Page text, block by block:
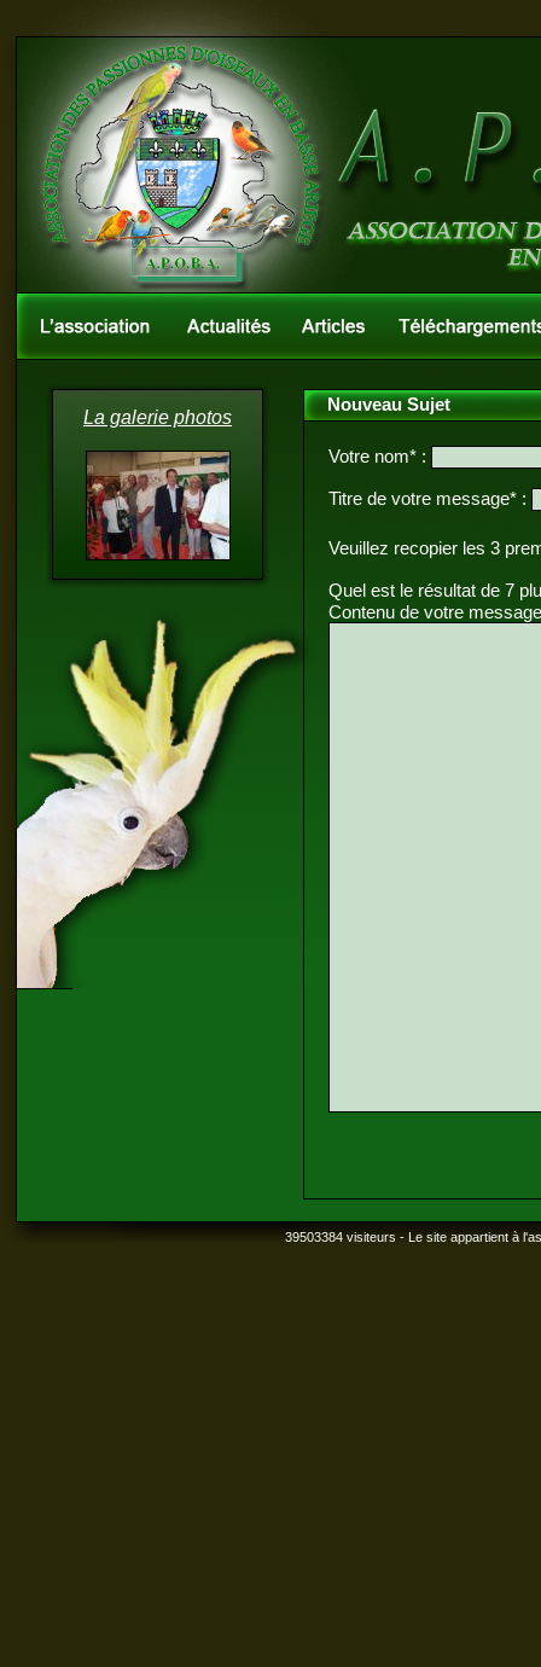
La galerie photos
Nouveau Sujet
Votre nom* :
Titre de votre message* :
Veuillez recopier les 3
Quel est le résultat de 7
Contenu de votre
39503384 visiteurs - Le site appartient à